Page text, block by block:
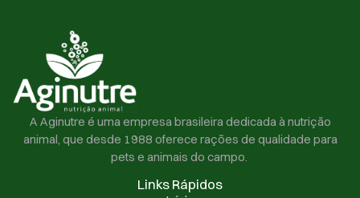
A Aginutre é uma empresa brasileira dedicada à nutrição
animal, que desde 1988 oferece rações de qualidade para
pets e animais do campo.
Links Rápidos